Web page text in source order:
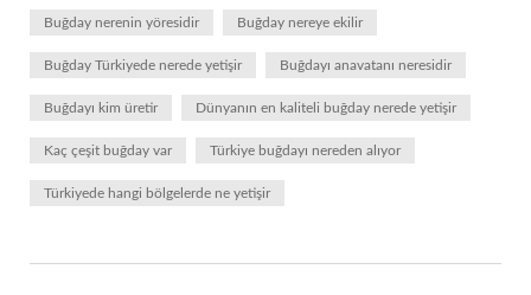
Buğday nerenin yöresidir Buğday nereye ekilir
Buğday Türkiyede nerede yetişir Buğdayı anavatanı neresidir
Buğdayı kim üretir Dünyanın en kaliteli buğday nerede yetişir
Kaç çeşit buğday var Türkiye buğdayı nereden alıyor
Türkiyede hangi bölgelerde ne yetişir